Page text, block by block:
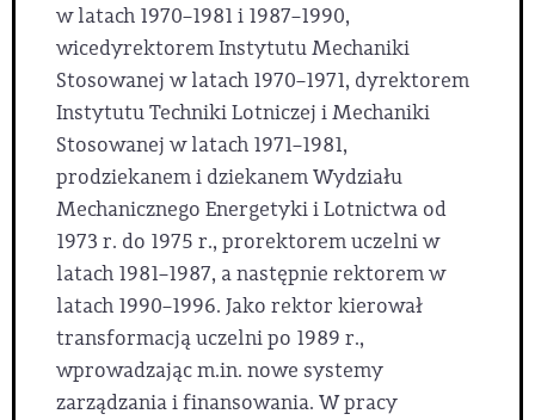
w latach 1970–1981 i 1987–1990,
wicedyrektorem Instytutu Mechaniki
Stosowanej w latach 1970–1971, dyrektorem
Instytutu Techniki Lotniczej i Mechaniki
Stosowanej w latach 1971–1981,
prodziekanem i dziekanem Wydziału
Mechanicznego Energetyki i Lotnictwa od
1973 r. do 1975 r., prorektorem uczelni w
latach 1981–1987, a następnie rektorem w
latach 1990–1996. Jako rektor kierował
transformacją uczelni po 1989 r.,
wprowadzając m.in. nowe systemy
zarządzania i finansowania. W pracy